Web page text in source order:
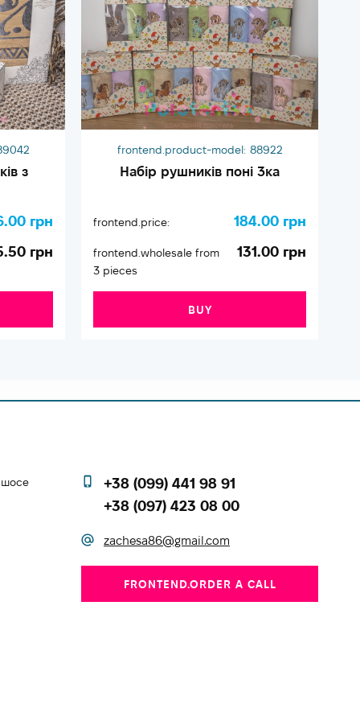
з
грн
грн
frontend.product-model: 88922
Набір рушників поні 3ка
frontend.price: 184.00 грн
frontend.wholesale from
3 pieces
131.00 грн
BUY
шосе
+38 (099) 441 98 91
+38 (097) 423 08 00
zachesa86@gmail.com
FRONTEND.ORDER A CALL